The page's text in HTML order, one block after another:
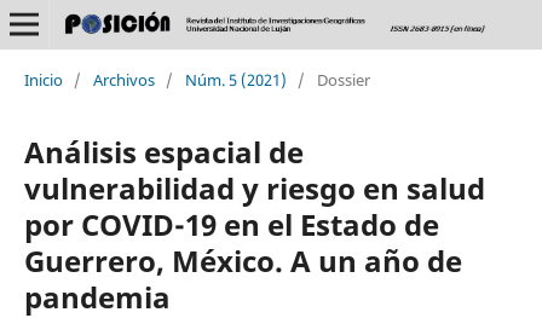
Inicio / Archivos / Núm. 5 (2021) / Dossier
Análisis espacial de
vulnerabilidad y riesgo en salud
por COVID-19 en el Estado de
Guerrero, México. A un año de
pandemia